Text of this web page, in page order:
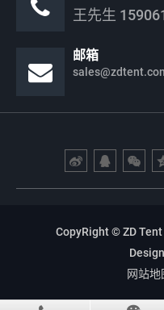
王先生
邮箱
CopyRight © ZD
网站地